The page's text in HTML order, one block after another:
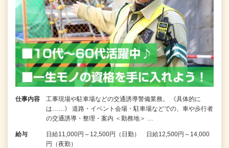
仕事内容
工事現場や駐車場などの交通誘導警備業務。 《具体的に
は……》 道路・イベント会場・駐車場などでの、車や歩行者
の交通誘導・整理・案内 ＜勤務地＞ …
給与
日給11,000円～12,500円（日勤） 日給12,500円～14,000
円（夜勤）